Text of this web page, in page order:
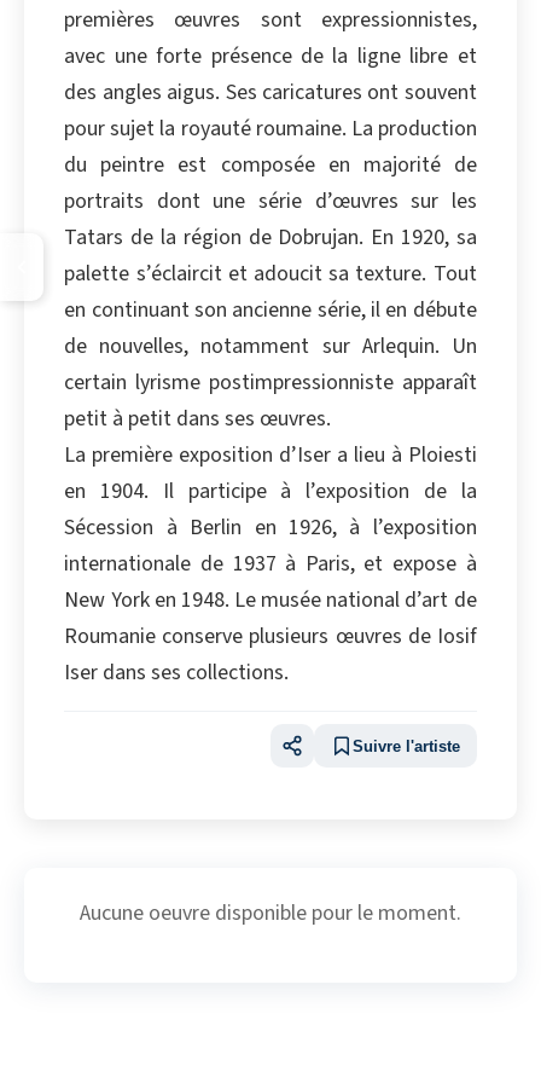
premières œuvres sont expressionnistes,
avec une forte présence de la ligne libre et
des angles aigus. Ses caricatures ont souvent
pour sujet la royauté roumaine. La production
du peintre est composée en majorité de
portraits dont une série d’œuvres sur les
Tatars de la région de Dobrujan. En 1920, sa
palette s’éclaircit et adoucit sa texture. Tout
en continuant son ancienne série, il en débute
de nouvelles, notamment sur Arlequin. Un
certain lyrisme postimpressionniste apparaît
petit à petit dans ses œuvres.
La première exposition d’Iser a lieu à Ploiesti
en 1904. Il participe à l’exposition de la
Sécession à Berlin en 1926, à l’exposition
internationale de 1937 à Paris, et expose à
New York en 1948. Le musée national d’art de
Roumanie conserve plusieurs œuvres de Iosif
Iser dans ses collections.
Suivre l'artiste
Aucune oeuvre disponible pour le moment.